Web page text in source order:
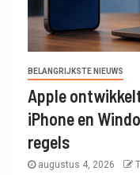
BELANGRIJKSTE NIEUWS
Apple
iPhone en
regels
augustus 4, 2026